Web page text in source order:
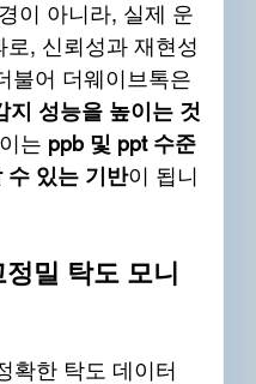
이 아니라, 실제 운
, 신뢰성과 재현성
불어 더웨이브톡은
지 성능을 높이는 것
는 ppb 및 ppt 수준
수 있는 기반이 됩니
밀 탁도 모니
확한 탁도 데이터